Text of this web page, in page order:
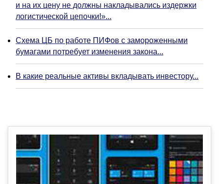
и на их цену не должны накладывались издержки
логистической цепочки!»...
Схема ЦБ по работе ПИФов с замороженными
бумагами потребует изменения закона...
В какие реальные активы вкладывать инвестору...